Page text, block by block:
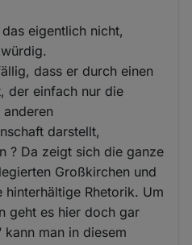
eigentlich nicht,
dass er durch einen
der einfach nur die
anderen
darstellt,
? Da zeigt sich die ganze
Großkirchen und
Rhetorik. Um
geht es hier doch gar
kann man in diesem